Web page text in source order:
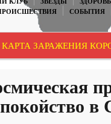
СОБЫТИЯ
КАРТА ЗАРАЖЕНИЯ